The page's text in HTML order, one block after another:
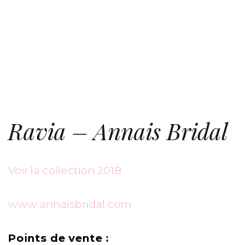
Ravia – Annais Bridal
Voir la collection 2018
www.annaisbridal.com
Points de vente :